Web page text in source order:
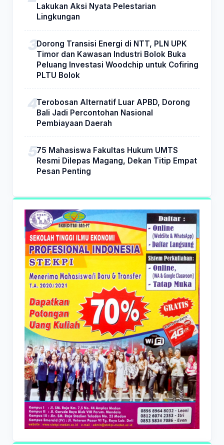
Lakukan Aksi Nyata Pelestarian
Lingkungan
Dorong Transisi Energi di NTT, PLN UPK
Timor dan Kawasan Industri Bolok Buka
Peluang Investasi Woodchip untuk Cofiring
PLTU Bolok
Terobosan Alternatif Luar APBD, Dorong
Bali Jadi Percontohan Nasional
Pembiayaan Daerah
75 Mahasiswa Fakultas Hukum UMTS
Resmi Dilepas Magang, Dekan Titip Empat
Pesan Penting